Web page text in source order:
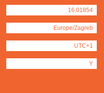
16.01854
Europe/Zagreb
UTC+1
Y